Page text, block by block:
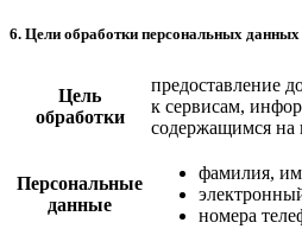
6. Цели обработки персональных данных
Цель
обработки
предоставление
к сервисам,
содержащимся на
Персональные
данные
фамилия,
номера